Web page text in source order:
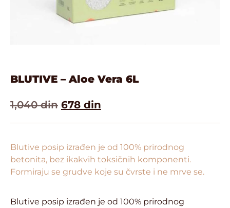
BLUTIVE – Aloe Vera 6L
1,040din 678 din
Blutive posip izrađen je od 100% prirodnog
betonita, bez ikakvih toksičnih komponenti.
Formiraju se grudve koje su čvrste i ne mrve se.
Blutive posip izrađen je od 100% prirodnog